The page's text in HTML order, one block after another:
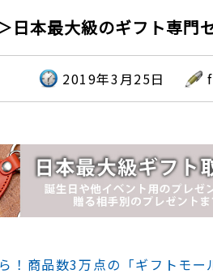
日本最大級のギフト専門
2019年3月25日
！商品数3万点の「ギフトモー